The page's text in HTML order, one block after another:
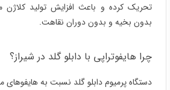
تحریک کرده و باعث افزایش تولید
بدون بخیه و بدون دوران نقاهت.
چرا هایفوتراپی با دابلو گلد در شیراز؟
دستگاه پرمیوم دابلو گلد نسبت به هایفوهای